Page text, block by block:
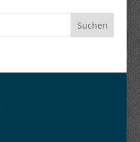
Suchen